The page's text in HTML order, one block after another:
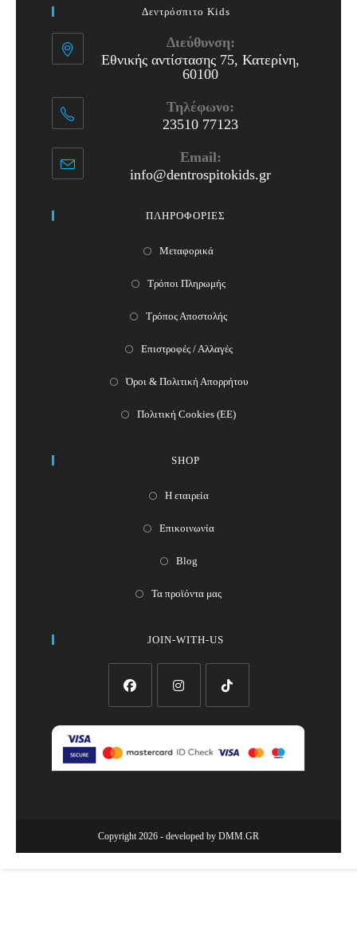
Δεντρόσπιτο Kids
Διεύθυνση:
Εθνικής αντίστασης 75, Κατερίνη,
60100
Τηλέφωνο:
23510 77123
in
your
Email:
info@dentrospitokids.grOpens
ΠΛΗΡΟΦΟΡΙΕΣ
Μεταφορικά
Τρόποι Πληρωμής
Τρόπος Αποστολής
Επιστροφές / Αλλαγές
Όροι & Πολιτική Απορρήτου
Πολιτική Cookies (ΕΕ)
SHOP
Η εταιρεία
Επικοινωνία
Blog
Τα προϊόντα μας
JOIN-WITH-US
a
a
a
Copyright 2026 - developed by DMM.GR